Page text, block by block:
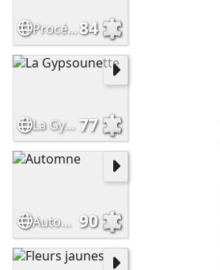
Procé-avril84
La Gypsounette 77
Automne 90